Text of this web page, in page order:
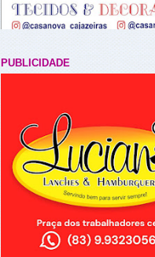
PUBLICIDADE